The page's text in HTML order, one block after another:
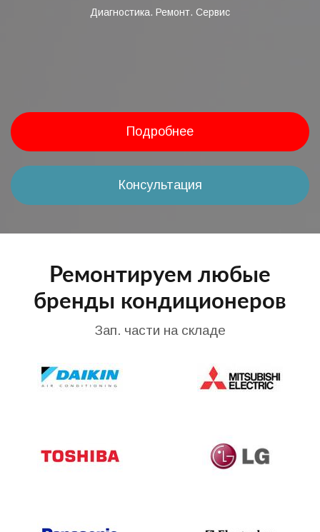
Диагностика. Ремонт. Сервис
Подробнее
Консультация
Ремонтируем любые
бренды кондиционеров
Зап. части на складе